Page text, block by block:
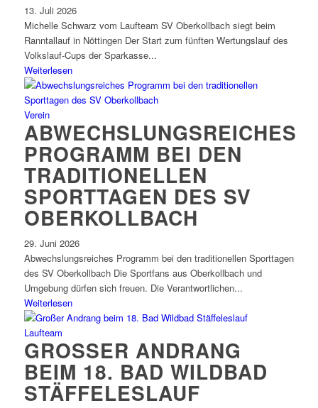
13. Juli 2026
Michelle Schwarz vom Laufteam SV Oberkollbach siegt beim
Ranntallauf in Nöttingen Der Start zum fünften Wertungslauf des
Volkslauf-Cups der Sparkasse...
Weiterlesen
Verein
ABWECHSLUNGSREICHES
PROGRAMM BEI DEN
TRADITIONELLEN
SPORTTAGEN DES SV
OBERKOLLBACH
29. Juni 2026
Abwechslungsreiches Programm bei den traditionellen Sporttagen
des SV Oberkollbach Die Sportfans aus Oberkollbach und
Umgebung dürfen sich freuen. Die Verantwortlichen...
Weiterlesen
Laufteam
GROSSER ANDRANG B
EIM 18. BAD WILDBAD S
TÄFFELESLAUF